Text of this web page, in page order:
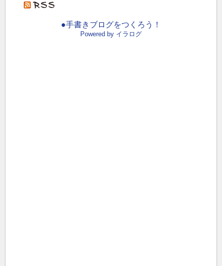
●手書きブログをつくろう！
Powered by イラログ